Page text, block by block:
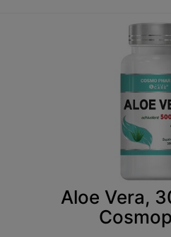
Aloe Vera,